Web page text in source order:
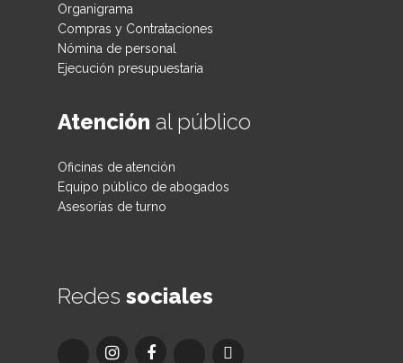
Organigrama
Compras y Contrataciones
Nómina de personal
Ejecución presupuestaria
Atención al público
Oficinas de atención
Equipo público de abogados
Asesorías de turno
Redes sociales